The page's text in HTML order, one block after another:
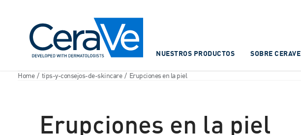
NUESTROS PRODUCTOS SOBRE CERAVE
Home / tips-y-consejos-de-skincare / Erupciones en la piel
Erupciones en la piel